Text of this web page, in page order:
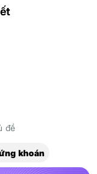
đề
khoán